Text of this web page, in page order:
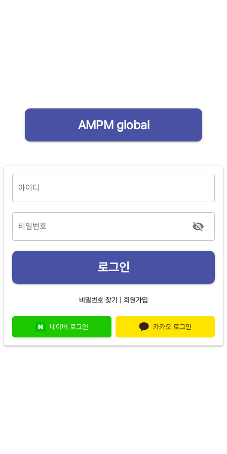
AMPM global
아이디
비밀번호
로그인
비밀번호 찾기 | 회원가입
네이버 로그인 카카오 로그인